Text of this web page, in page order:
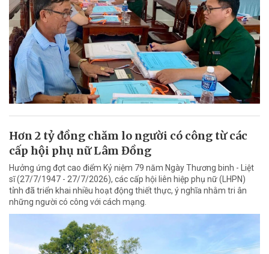
Hơn 2 tỷ đồng chăm lo người có công từ các
cấp hội phụ nữ Lâm Đồng
Hưởng ứng đợt cao điểm Kỷ niệm 79 năm Ngày Thương binh - Liệt
sĩ (27/7/1947 - 27/7/2026), các cấp hội liên hiệp phụ nữ (LHPN)
tỉnh đã triển khai nhiều hoạt động thiết thực, ý nghĩa nhằm tri ân
những người có công với cách mạng.